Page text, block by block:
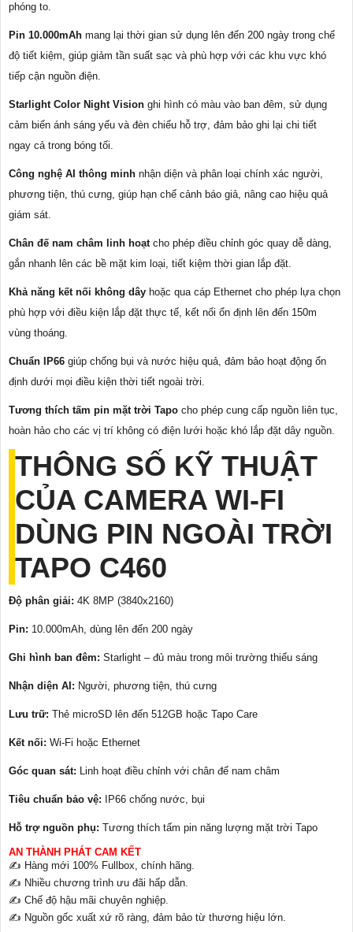
phóng to.
Pin 10.000mAh mang lại thời gian sử dụng lên đến 200 ngày trong chế
độ tiết kiệm, giúp giảm tần suất sạc và phù hợp với các khu vực khó
tiếp cận nguồn điện.
Starlight Color Night Vision ghi hình có màu vào ban đêm, sử dụng
cảm biến ánh sáng yếu và đèn chiếu hỗ trợ, đảm bảo ghi lại chi tiết
ngay cả trong bóng tối.
Công nghệ AI thông minh nhận diện và phân loại chính xác người,
phương tiện, thú cưng, giúp hạn chế cảnh báo giả, nâng cao hiệu quả
giám sát.
Chân đế nam châm linh hoạtcho phép điều chỉnh góc quay dễ dàng,
gắn nhanh lên các bề mặt kim loại, tiết kiệm thời gian lắp đặt.
Khả năng kết nối không dây hoặc qua cáp Ethernet cho phép lựa chọn
phù hợp với điều kiện lắp đặt thực tế, kết nối ổn định lên đến 150m
vùng thoáng.
Chuẩn IP66 giúp chống bụi và nước hiệu quả, đảm bảo hoạt động ổn
định dưới mọi điều kiện thời tiết ngoài trời.
Tương thích tấm pin mặt trời Tapo cho phép cung cấp nguồn liên tục,
hoàn hảo cho các vị trí không có điện lưới hoặc khó lắp đặt dây nguồn.
THÔNG SỐ KỸ THUẬT
CỦA CAMERA WI-FI
DÙNG PIN NGOÀI TRỜI
TAPO C460
Độ phân giải: 4K 8MP (3840x2160)
Pin: 10.000mAh, dùng lên đến 200 ngày
Ghi hình ban đêm: Starlight – đủ màu trong môi trường thiếu sáng
Nhận diện AI: Người, phương tiện, thú cưng
Lưu trữ: Thẻ microSD lên đến 512GB hoặc Tapo Care
Kết nối: Wi-Fi hoặc Ethernet
Góc quan sát: Linh hoạt điều chỉnh với chân đế nam châm
Tiêu chuẩn bảo vệ: IP66 chống nước, bụi
Hỗ trợ nguồn phụ: Tương thích tấm pin năng lượng mặt trời Tapo
AN THÀNH PHÁT CAM KẾT
✍️ Hàng mới 100% Fullbox, chính hãng.
✍️ Nhiều chương trình ưu đãi hấp dẫn.
✍️ Chế độ hậu mãi chuyên nghiệp.
✍️ Nguồn gốc xuất xứ rõ ràng, đảm bảo từ thương hiệu lớn.